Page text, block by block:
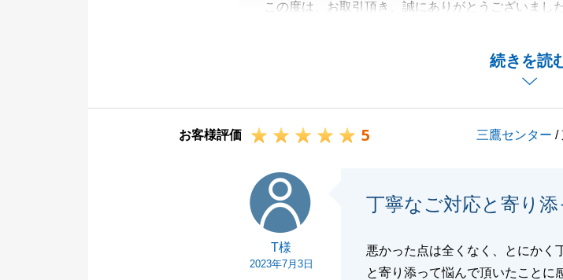
続きを読
この度は、お取引頂き、誠にありがとうございました
初めての不動産のご購入ということで、住宅ローン
新居での生活をお楽しみくださいませ。
お客様評価 5 三鷹センター /
T様
2023年7月3日
丁寧なご対応と寄り
悪かった点は全くなく、とにかく
と寄り添って悩んで頂いたことに